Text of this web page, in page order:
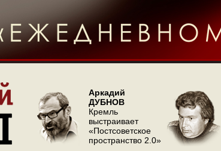
Аркадий
ДУБНОВ
Кремль
выстраивает
«Постсоветское
пространство 2.0»